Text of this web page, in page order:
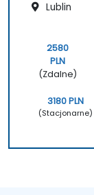
cyjnych
Enterpr
ise Wi-
Fi)
Lublin
2580
PLN
(Zdalne)
3180 PLN
(Stacjonarne)